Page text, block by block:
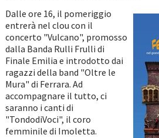
Dalle ore 16, il pomeriggio
entrerà nel clou con il
concerto "Vulcano", promosso
dalla Banda Rulli Frulli di
Finale Emilia e introdotto dai
ragazzi della band "Oltre le
Mura" di Ferrara. Ad
accompagnare il tutto, ci
saranno i canti di
"TondodiVoci", il coro
femminile di Imoletta.